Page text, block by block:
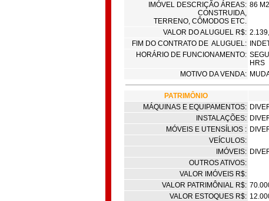
IMÓVEL DESCRIÇÃO ÁREAS:
CONSTRUIDA,
TERRENO, CÔMODOS ETC.
86 M2
VALOR DO ALUGUEL R$:
FIM DO CONTRATO DE ALUGUEL:
HORÁRIO DE FUNCIONAMENTO:
HRS
MOTIVO DA VENDA:
PATRIMÔNIO
MÁQUINAS E EQUIPAMENTOS:
INSTALAÇÕES:
MÓVEIS E UTENSÍLIOS :
VEÍCULOS:
IMÓVEIS:
OUTROS ATIVOS:
VALOR IMÓVEIS R$:
VALOR PATRIMÔNIAL R$:
VALOR ESTOQUES R$: